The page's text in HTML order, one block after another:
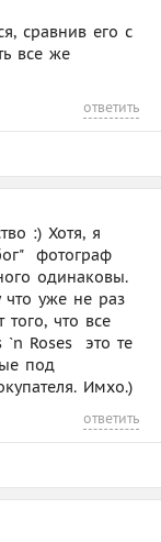
сравнив его с
все же
ответить
:) Хотя, я
 фотограф
одинаковы.
что уже не раз
того, что все
Roses  это те
под
Имхо.)
ответить